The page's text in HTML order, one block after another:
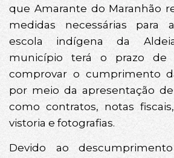
que Amarante do Maranhão
medidas necessárias para
escola indígena da
município terá o prazo de
comprovar o cumprimento
por meio da apresentação
como contratos, notas
vistoria e fotografias.
Devido ao